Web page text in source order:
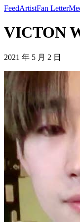
FeedArtistFan Letter
VICTON
2021 年 5 月 2 日